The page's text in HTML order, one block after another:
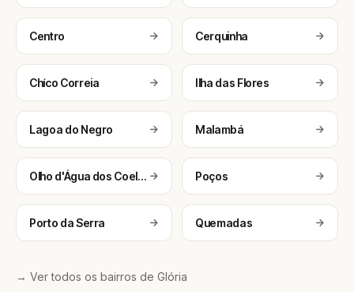
Centro Cerquinha
Chíco Correia Ilha das Flores
Lagoa do Negro Malambá
Olho d'Água dos Coelhos Poços
Porto da Serra Quemadas
→ Ver todos os bairros de Glória